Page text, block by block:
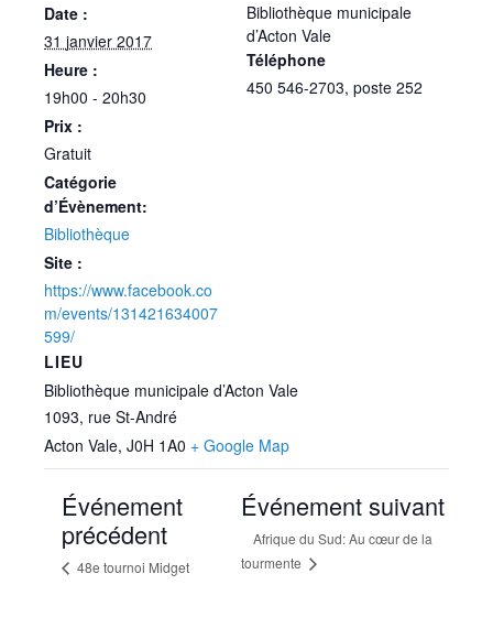
Date :
31 janvier 2017
Heure :
19h00 - 20h30
Prix :
Gratuit
Catégorie
d’Évènement:
Bibliothèque
Site :
https://www.facebook.co
m/events/131421634007
599/
LIEU
Bibliothèque municipale d’Acton Vale
1093, rue St-André
Acton Vale, J0H 1A0 + Google Map
Bibliothèque municipale
d’Acton Vale
Téléphone
450 546-2703, poste 252
Événement
précédent
48e tournoi Midget
Événement suivant
Afrique du Sud: Au cœur de la
tourmente